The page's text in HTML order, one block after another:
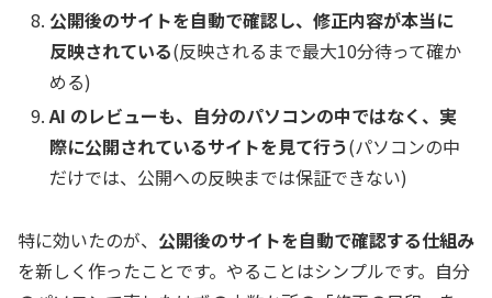
公開後のサイトを自動で確認し、修正内容が本当に
反映されている(反映されるまで最大10分待って確か
める)
AI のレビューも、自分のパソコンの中ではなく、実
際に公開されているサイトを見て行う(パソコンの中
だけでは、公開への反映までは保証できない)
特に効いたのが、 公開後のサイトを自動で確認する仕組み
を新しく作ったことです。やることはシンプルです。自分